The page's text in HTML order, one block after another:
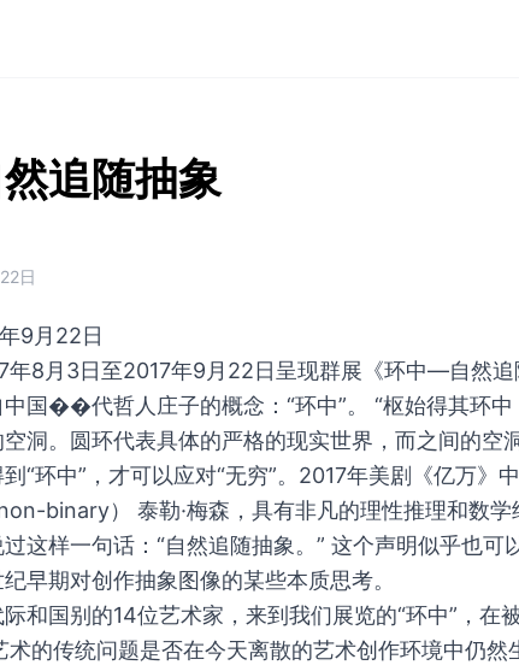
追随抽象
日
9月22日
年8月3日至2017年9月22日呈现群展《环中—自然追
国��代哲人庄子的概念：“环中”。 “枢始得其环中
洞。圆环代表具体的严格的现实世界，而之间的空
“环中”，才可以应对“无穷”。2017年美剧《亿万》
binary） 泰勒·梅森，具有非凡的理性推理和数学
这样一句话：“自然追随抽象。” 这个声明似乎也可
早期对创作抽象图像的某些本质思考。
和国别的14位艺术家，来到我们展览的“环中”，在
的传统问题是否在今天离散的艺术创作环境中仍然